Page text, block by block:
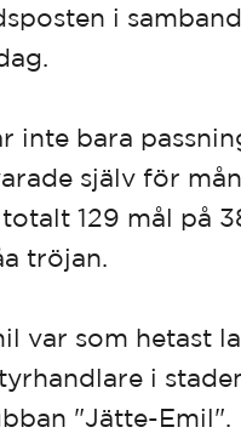
i
inte bara
själv för
129 mål på
tröjan.
var som hetast
i
"Jätte-Emil".